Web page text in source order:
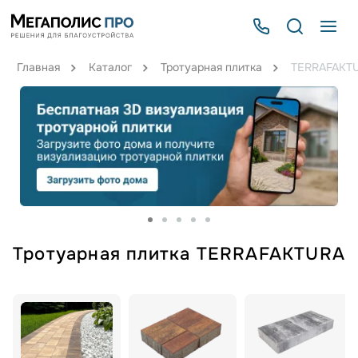
Главная Каталог Тротуарная плитка
Тротуарная плитка TERRAFAKTURA